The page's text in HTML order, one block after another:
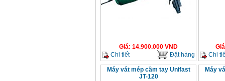
Giá: 14.900.000 VND
Chi tiết
Đặt hàng
Giá
Chi
Máy vát mép cầm tay Unifast
JT-120
Máy